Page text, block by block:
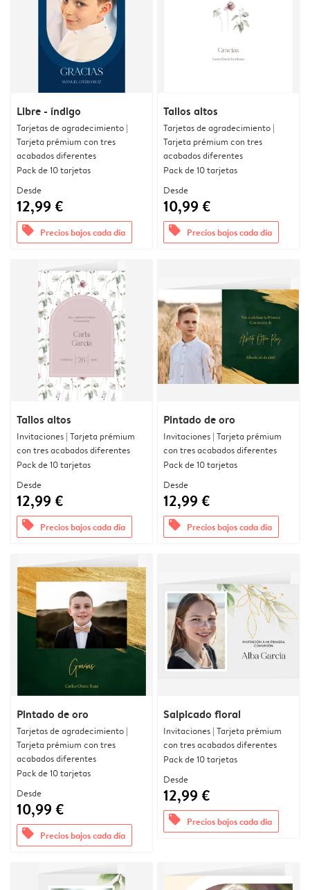
Libre - índigo
Tarjetas de agradecimiento |
Tarjeta prémium con tres
acabados diferentes
Pack de 10 tarjetas
Desde
12,99 €
offers Precios bajos cada día
Tallos altos
Tarjetas de agradecimiento |
Tarjeta prémium con tres
acabados diferentes
Pack de 10 tarjetas
Desde
10,99 €
offers Precios bajos cada día
Tallos altos
Invitaciones | Tarjeta prémium
con tres acabados diferentes
Pack de 10 tarjetas
Desde
12,99 €
offers Precios bajos cada día
Pintado de oro
Invitaciones | Tarjeta prémium
con tres acabados diferentes
Pack de 10 tarjetas
Desde
12,99 €
offers Precios bajos cada día
Pintado de oro
Tarjetas de agradecimiento |
Tarjeta prémium con tres
acabados diferentes
Pack de 10 tarjetas
Desde
10,99 €
offers Precios bajos cada día
Salpicado floral
Invitaciones | Tarjeta prémium
con tres acabados diferentes
Pack de 10 tarjetas
Desde
12,99 €
offers Precios bajos cada día